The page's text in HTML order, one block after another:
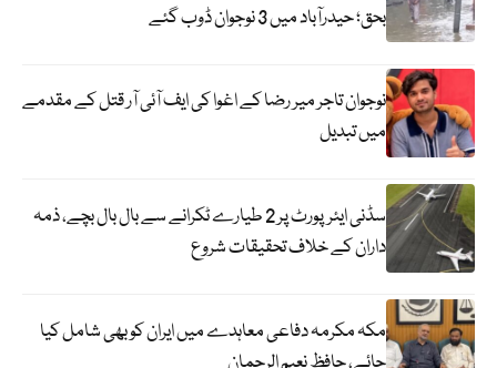
بحق؛ حیدرآباد میں 3 نوجوان ڈوب گئے
نوجوان تاجر میر رضا کے اغوا کی ایف آئی آر قتل کے مقدمے
میں تبدیل
سڈنی ایئرپورٹ پر 2 طیارے ٹکرانے سے بال بال بچے، ذمہ
داران کے خلاف تحقیقات شروع
مکہ مکرمہ دفاعی معاہدے میں ایران کو بھی شامل کیا